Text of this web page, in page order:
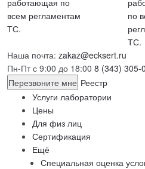
Наша почта: zakaz@ecksert.ru
Пн-Пт с 9:00 до 18:00 8 (343) 305-
Перезвоните мне Реестр
Услуги лаборатории
Цены
Для физ лиц
Сертификация
Ещё
Специальная оценка